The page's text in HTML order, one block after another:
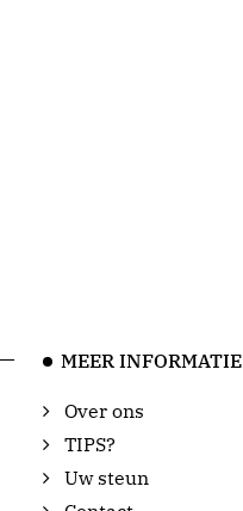
MEER INFORMATIE
Over ons
TIPS?
Uw steun